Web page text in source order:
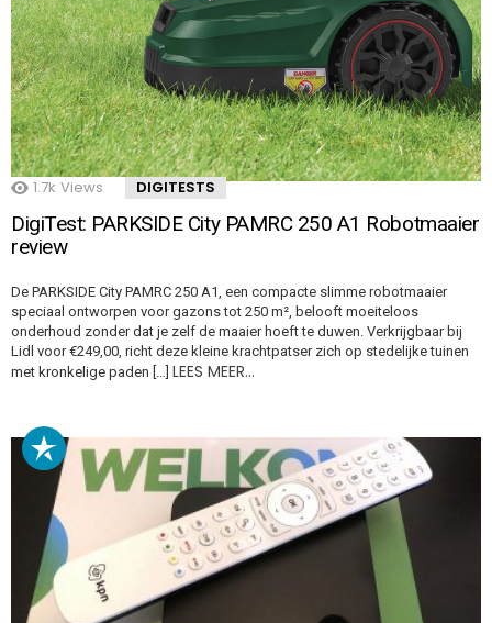
1.7k Views DIGITESTS
DigiTest: PARKSIDE City PAMRC 250 A1 Robotmaaier
review
De PARKSIDE City PAMRC 250 A1, een compacte slimme robotmaaier
speciaal ontworpen voor gazons tot 250 m², belooft moeiteloos
onderhoud zonder dat je zelf de maaier hoeft te duwen. Verkrijgbaar bij
Lidl voor €249,00, richt deze kleine krachtpatser zich op stedelijke tuinen
met kronkelige paden […] LEES MEER…